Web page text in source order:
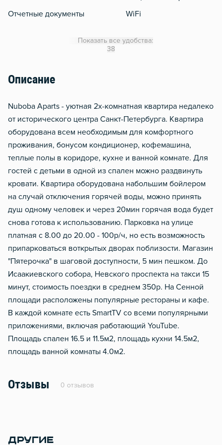
Отчетные документы WiFi
Москитная сеть
Водонагреватель
Домофон
Чистящие средства
Металлическая дверь
Показать все удобства:
38
Описание
Nuboba Aparts - уютная 2х-комнатная квартира недалеко
от исторического центра Санкт-Петербурга. Квартира
оборудована всем необходимым для комфортного
проживания, бонусом кондиционер, кофемашина,
теплые полы в коридоре, кухне и ванной комнате. Для
гостей с детьми в одной из спален можно раздвинуть
кровати. Квартира оборудована набольшим бойлером
на случай отключения горячей воды, можно принять
душ одному человек и через 20мин горячая вода будет
снова готова к использованию. Парковка на улице
платная с 8.00 до 20.00 - 100р/ч, но есть возможность
припарковаться воткрытых дворах поблизости. Магазин
"Пятерочка" в шаговой доступности, 5 мин пешком. До
Исаакиевского собора, Невского проспекта на такси 15
минут, стоимость поездки в среднем 350р. На Сенной
площади расположены популярные рестораны и кафе.
В каждой комнате есть SmartTV со всеми популярными
приложениями, включая работающий YouTube.
Площадь спален 16.5 и 11.5м2, площадь кухни 14.5м2,
площадь ванной комнаты 4.0м2.
Отзывы 0 отзывов
ДРУГИЕ